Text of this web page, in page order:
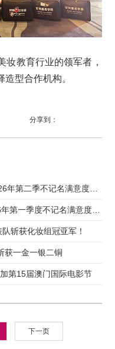
妆教育行业的领军者，
型合作机构。
分享到：
年第二季不记名满意度调
第一季度不记名满意度出
斩获化妆组冠亚军！
获一金一银二铜
第15届澳门国际电影节
下一页